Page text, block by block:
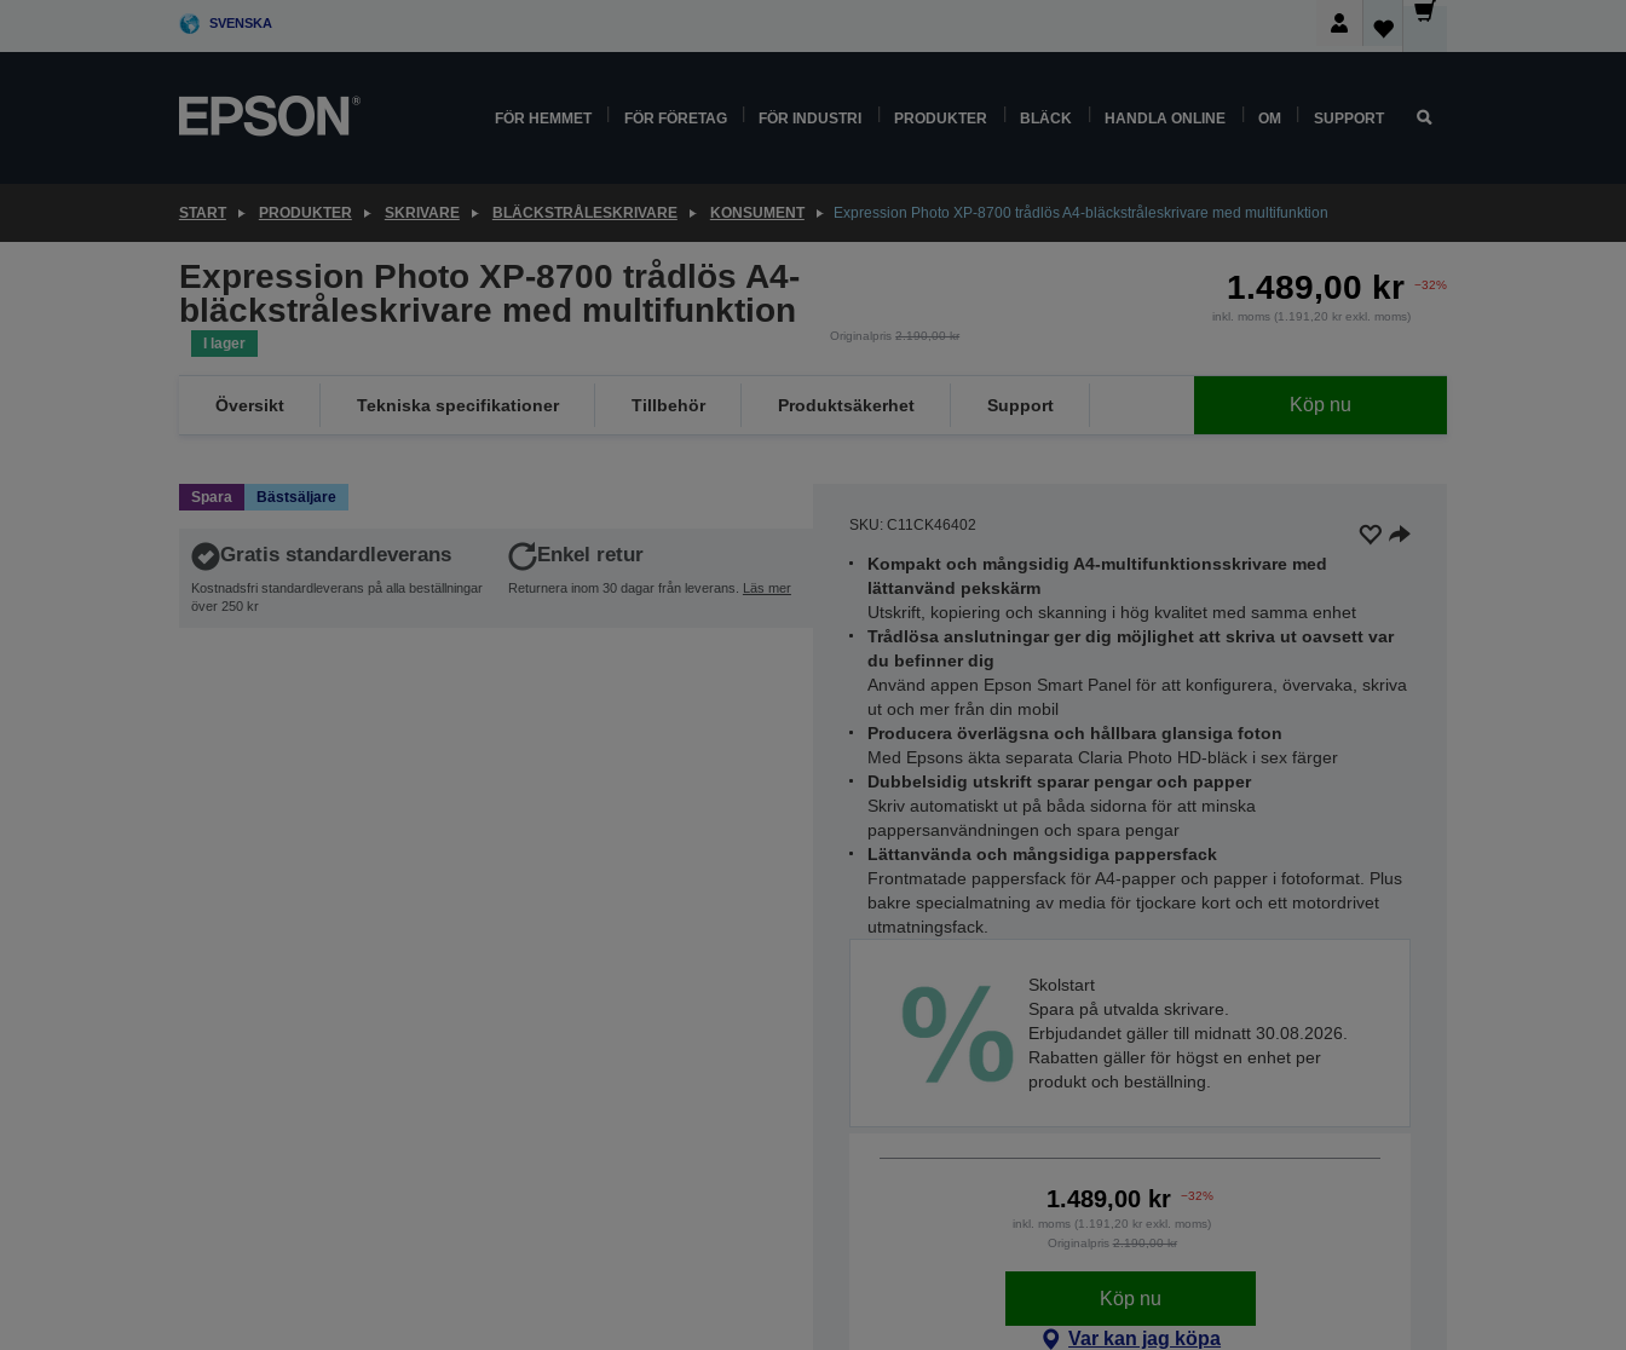
SVENSKA
FÖR HEMMET FÖR FÖRETAG FÖR INDUSTRI PRODUKTER BLÄCK HANDLA ONLINE OM SUPPORT
START PRODUKTER SKRIVARE BLÄCKSTRÅLESKRIVARE KONSUMENT Expression Photo XP-8700 trådlös A4-bläckstråleskrivare med multifunktion
Expression Photo XP-8700 trådlös A4-
bläckstråleskrivare med multifunktion
I lager
1.489,00 kr −32%
inkl. moms (1.191,20 kr exkl. moms)
Originalpris2.190,00 kr
Översikt Tekniska specifikationer Tillbehör Produktsäkerhet Support Köp nu
Spara Bästsäljare
Gratis standardleverans
Kostnadsfri standardleverans på alla beställningar
över 250 kr
Enkel retur
Returnera inom 30 dagar från leverans. Läs mer
SKU: C11CK46402
Kompakt och mångsidig A4-multifunktionsskrivare med
lättanvänd pekskärm
Utskrift, kopiering och skanning i hög kvalitet med samma enhet
Trådlösa anslutningar ger dig möjlighet att skriva ut oavsett var
du befinner dig
Använd appen Epson Smart Panel för att konfigurera, övervaka, skriva
ut och mer från din mobil
Producera överlägsna och hållbara glansiga foton
Med Epsons äkta separata Claria Photo HD-bläck i sex färger
Dubbelsidig utskrift sparar pengar och papper
Skriv automatiskt ut på båda sidorna för att minska
pappersanvändningen och spara pengar
Lättanvända och mångsidiga pappersfack
Frontmatade pappersfack för A4-papper och papper i fotoformat. Plus
bakre specialmatning av media för tjockare kort och ett motordrivet
utmatningsfack.
Skolstart
Spara på utvalda skrivare.
Erbjudandet gäller till midnatt 30.08.2026.
Rabatten gäller för högst en enhet per
produkt och beställning.
1.489,00 kr −32%
inkl. moms (1.191,20 kr exkl. moms)
Originalpris2.190,00 kr
Köp nu
Var kan jag köpa